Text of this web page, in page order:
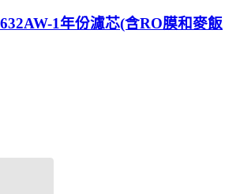
1年份濾芯(含RO膜和麥飯